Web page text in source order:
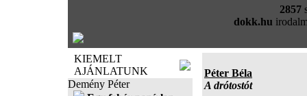
2857
dokk.hu
KIEMELT
AJÁNLATUNK
Demény Péter
Péter Béla
A drótostót